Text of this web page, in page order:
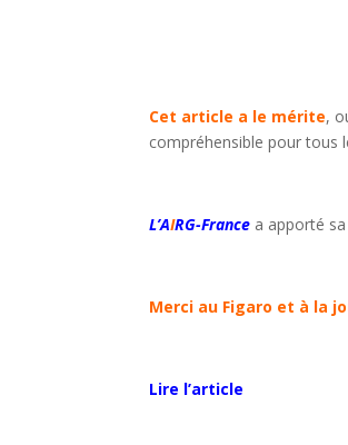
Cet article a le mérite,
compréhensible pour tous
L’AIRG-France a apporté
Merci au Figaro et à la
Lire l’article